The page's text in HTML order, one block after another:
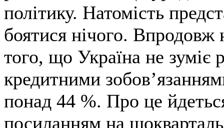
політику. Натомість
боятися нічого. Впродовж
того, що Україна не зуміє
кредитними
понад 44 %. Про це
посиланням на